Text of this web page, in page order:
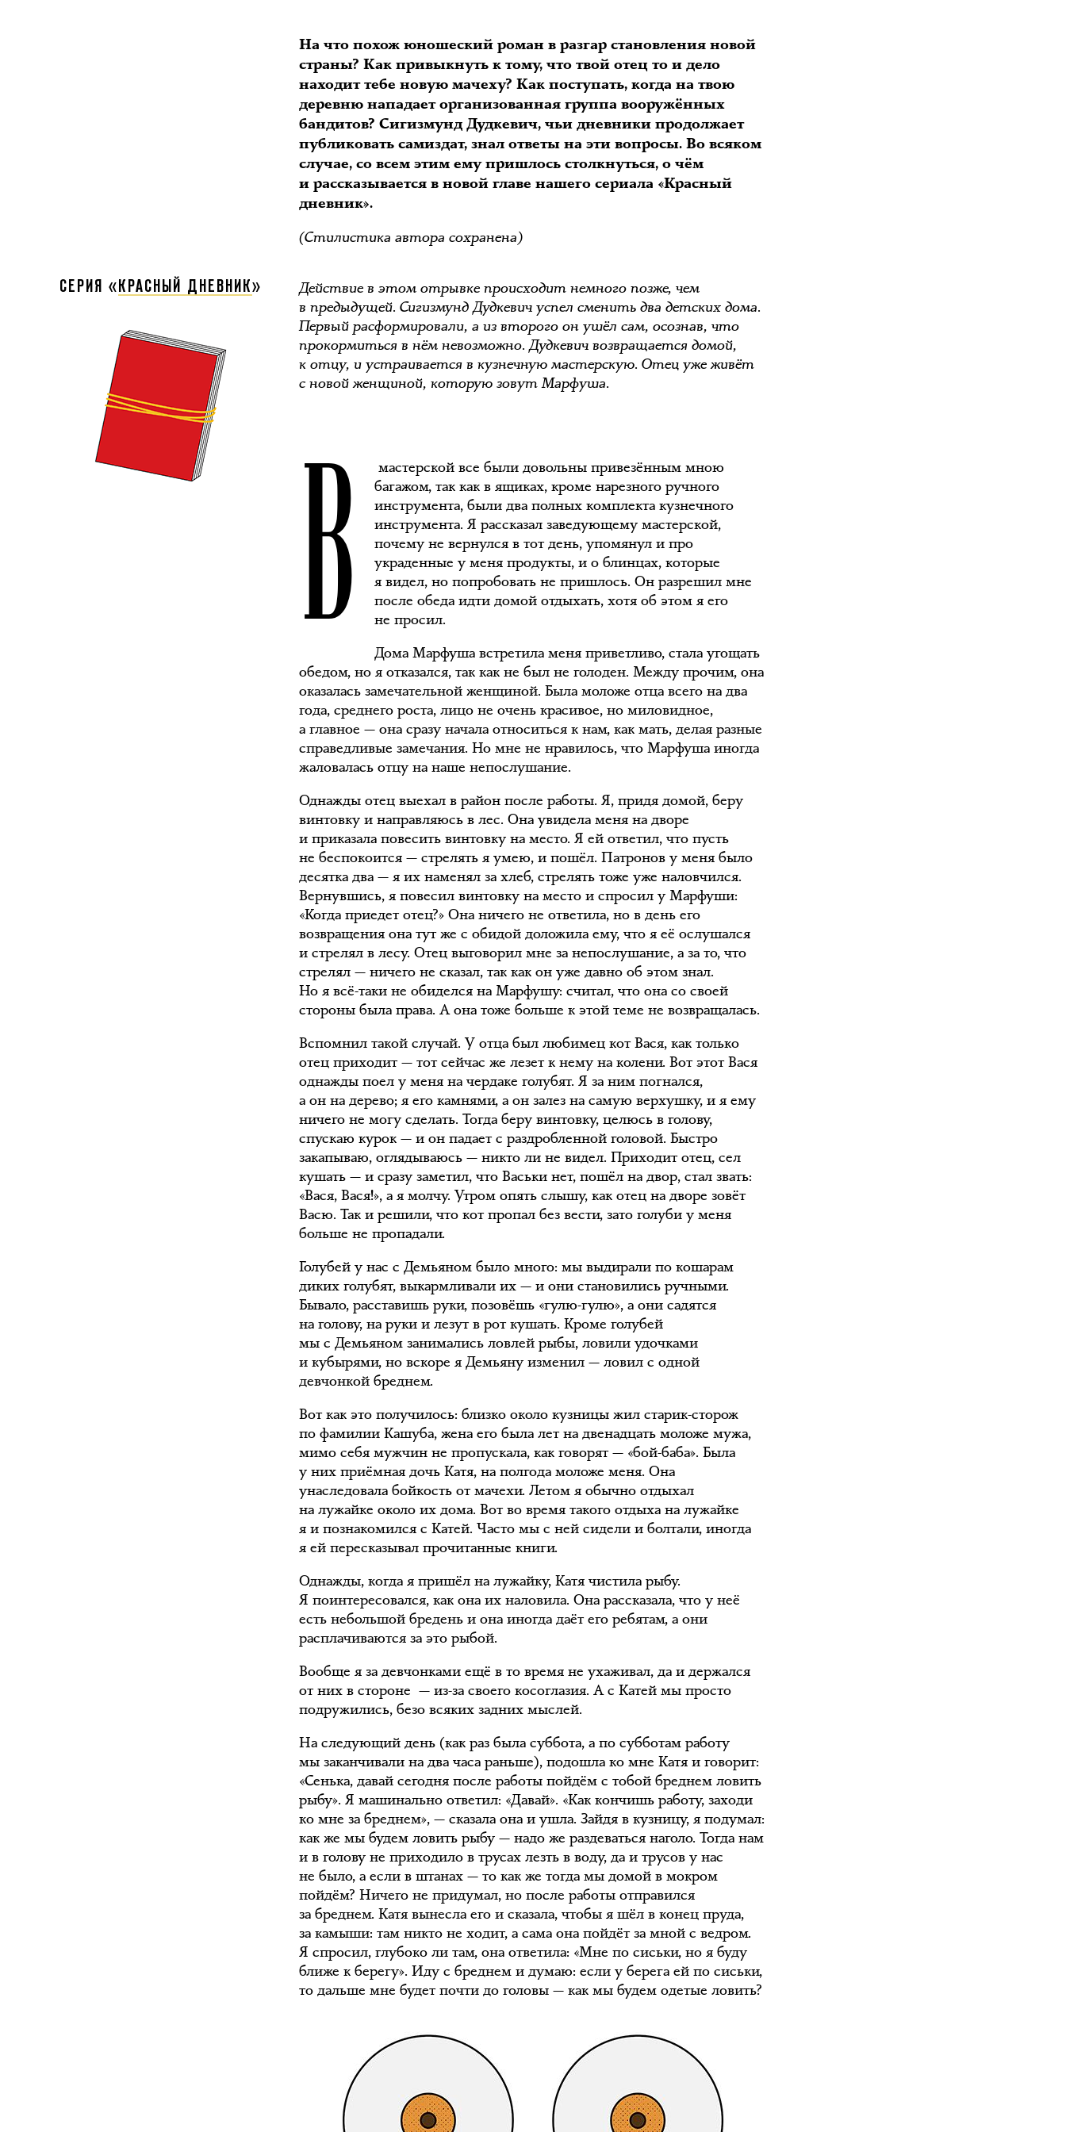
На что похож юношеский роман в разгар становления новой
страны? Как привыкнуть к тому, что твой отец то и дело
находит тебе новую мачеху? Как поступать, когда на твою
деревню нападает организованная группа вооружённых
бандитов? Сигизмунд Дудкевич, чьи дневники продолжает
публиковать самиздат, знал ответы на эти вопросы. Во всяком
случае, со всем этим ему пришлось столкнуться, о чём
и рассказывается в новой главе нашего сериала «Красный
дневник».
(Стилистика автора сохранена)
СЕРИЯ « КРАСНЫЙ ДНЕВНИК»
Действие в этом отрывке происходит немного позже, чем
в предыдущей. Сигизмунд Дудкевич успел сменить два детских дома.
Первый расформировали, а из второго он ушёл сам, осознав, что
прокормиться в нём невозможно. Дудкевич возвращается домой,
к отцу, и устраивается в кузнечную мастерскую. Отец уже живёт
с новой женщиной, которую зовут Марфуша.
В
мастерской все были довольны привезённым мною
багажом, так как в ящиках, кроме нарезного ручного
инструмента, были два полных комплекта кузнечного
инструмента. Я рассказал заведующему мастерской,
почему не вернулся в тот день, упомянул и про
украденные у меня продукты, и о блинцах, которые
я видел, но попробовать не пришлось. Он разрешил мне
после обеда идти домой отдыхать, хотя об этом я его
не просил.
Дома Марфуша встретила меня приветливо, стала угощать
обедом, но я отказался, так как не был не голоден. Между прочим, она
оказалась замечательной женщиной. Была моложе отца всего на два
года, среднего роста, лицо не очень красивое, но миловидное,
а главное — она сразу начала относиться к нам, как мать, делая разные
справедливые замечания. Но мне не нравилось, что Марфуша иногда
жаловалась отцу на наше непослушание.
Однажды отец выехал в район после работы. Я, придя домой, беру
винтовку и направляюсь в лес. Она увидела меня на дворе
и приказала повесить винтовку на место. Я ей ответил, что пусть
не беспокоится — стрелять я умею, и пошёл. Патронов у меня было
десятка два — я их наменял за хлеб, стрелять тоже уже наловчился.
Вернувшись, я повесил винтовку на место и спросил у Марфуши:
«Когда приедет отец?» Она ничего не ответила, но в день его
возвращения она тут же с обидой доложила ему, что я её ослушался
и стрелял в лесу. Отец выговорил мне за непослушание, а за то, что
стрелял — ничего не сказал, так как он уже давно об этом знал.
Но я всё-таки не обиделся на Марфушу: считал, что она со своей
стороны была права. А она тоже больше к этой теме не возвращалась.
Вспомнил такой случай. У отца был любимец кот Вася, как только
отец приходит — тот сейчас же лезет к нему на колени. Вот этот Вася
однажды поел у меня на чердаке голубят. Я за ним погнался,
а он на дерево; я его камнями, а он залез на самую верхушку, и я ему
ничего не могу сделать. Тогда беру винтовку, целюсь в голову,
спускаю курок — и он падает с раздробленной головой. Быстро
закапываю, оглядываюсь — никто ли не видел. Приходит отец, сел
кушать — и сразу заметил, что Васьки нет, пошёл на двор, стал звать:
«Вася, Вася!», а я молчу. Утром опять слышу, как отец на дворе зовёт
Васю. Так и решили, что кот пропал без вести, зато голуби у меня
больше не пропадали.
Голубей у нас с Демьяном было много: мы выдирали по кошарам
диких голубят, выкармливали их — и они становились ручными.
Бывало, расставишь руки, позовёшь «гулю-гулю», а они садятся
на голову, на руки и лезут в рот кушать. Кроме голубей
мы с Демьяном занимались ловлей рыбы, ловили удочками
и кубырями, но вскоре я Демьяну изменил — ловил с одной
девчонкой бреднем.
Вот как это получилось: близко около кузницы жил старик-сторож
по фамилии Кашуба, жена его была лет на двенадцать моложе мужа,
мимо себя мужчин не пропускала, как говорят — «бой-баба». Была
у них приёмная дочь Катя, на полгода моложе меня. Она
унаследовала бойкость от мачехи. Летом я обычно отдыхал
на лужайке около их дома. Вот во время такого отдыха на лужайке
я и познакомился с Катей. Часто мы с ней сидели и болтали, иногда
я ей пересказывал прочитанные книги.
Однажды, когда я пришёл на лужайку, Катя чистила рыбу.
Я поинтересовался, как она их наловила. Она рассказала, что у неё
есть небольшой бредень и она иногда даёт его ребятам, а они
расплачиваются за это рыбой.
Вообще я за девчонками ещё в то время не ухаживал, да и держался
от них в стороне — из-за своего косоглазия. А с Катей мы просто
подружились, безо всяких задних мыслей.
На следующий день (как раз была суббота, а по субботам работу
мы заканчивали на два часа раньше), подошла ко мне Катя и говорит:
«Сенька, давай сегодня после работы пойдём с тобой бреднем ловить
рыбу». Я машинально ответил: «Давай». «Как кончишь работу, заходи
ко мне за бреднем», — сказала она и ушла. Зайдя в кузницу, я подумал:
как же мы будем ловить рыбу — надо же раздеваться наголо. Тогда нам
и в голову не приходило в трусах лезть в воду, да и трусов у нас
не было, а если в штанах — то как же тогда мы домой в мокром
пойдём? Ничего не придумал, но после работы отправился
за бреднем. Катя вынесла его и сказала, чтобы я шёл в конец пруда,
за камыши: там никто не ходит, а сама она пойдёт за мной с ведром.
Я спросил, глубоко ли там, она ответила: «Мне по сиськи, но я буду
ближе к берегу». Иду с бреднем и думаю: если у берега ей по сиськи,
то дальше мне будет почти до головы — как мы будем одетые ловить?